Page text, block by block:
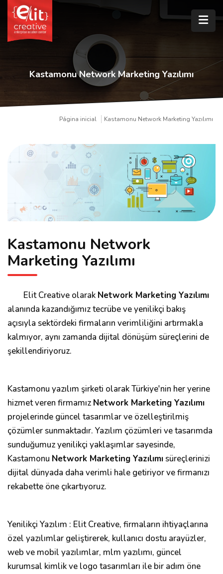
Kastamonu Network Marketing Yazılımı
Página inicial Kastamonu Network Marketing Yazılımı
Kastamonu Network
Marketing Yazılımı
Elit Creative olarak Network Marketing Yazılımı
alanında kazandığımız tecrübe ve yenilikçi bakış
açısıyla sektördeki firmaların verimliliğini artırmakla
kalmıyor, aynı zamanda dijital dönüşüm süreçlerini de
şekillendiriyoruz.
Kastamonu yazılım şirketi olarak Türkiye'nin her yerine
hizmet veren firmamız Network Marketing Yazılımı
projelerinde güncel tasarımlar ve özelleştirilmiş
çözümler sunmaktadır. Yazılım çözümleri ve tasarımda
sunduğumuz yenilikçi yaklaşımlar sayesinde,
Kastamonu Network Marketing Yazılımısüreçlerinizi
dijital dünyada daha verimli hale getiriyor ve firmanızı
rekabette öne çıkartıyoruz.
Yenilikçi Yazılım : Elit Creative, firmaların ihtiyaçlarına
özel yazılımlar geliştirerek, kullanıcı dostu arayüzler,
web ve mobil yazılımlar, mlm yazılımı, güncel
kurumsal kimlik ve logo tasarımları ile bir adım öne